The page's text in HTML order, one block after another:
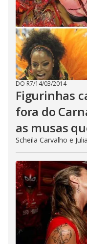
DO R7/14/03/2014
Figurinhas
fora do
as musas
Scheila Carvalho e